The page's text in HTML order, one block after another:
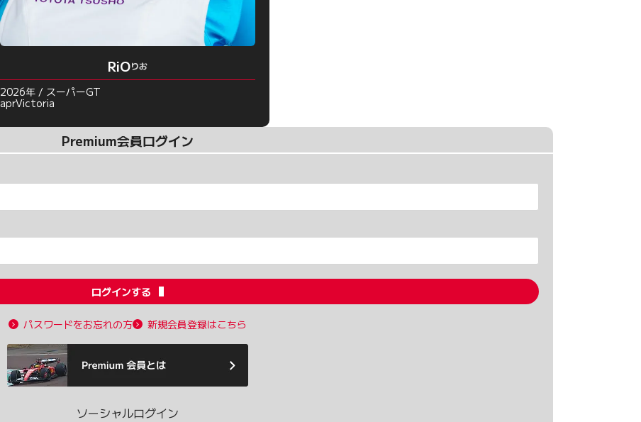
RiOりお
2026年 / スーパーGT
aprVictoria
Premium会員ログイン
ログインする
パスワードをお忘れの方 新規会員登録はこちら
ソーシャルログイン